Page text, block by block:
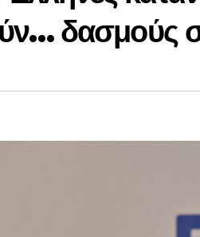
δασμούς